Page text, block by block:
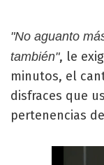
"No aguanto
también", le
minutos, el
disfraces que
pertenencias